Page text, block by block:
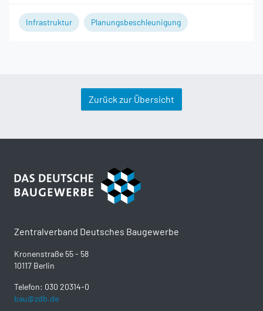
Infrastruktur Planungsbeschleunigung
Zurück zur Übersicht
Zentralverband Deutsches Baugewerbe
Kronenstraße 55 - 58
10117 Berlin
Telefon: 030 20314-0
bau@zdb.de